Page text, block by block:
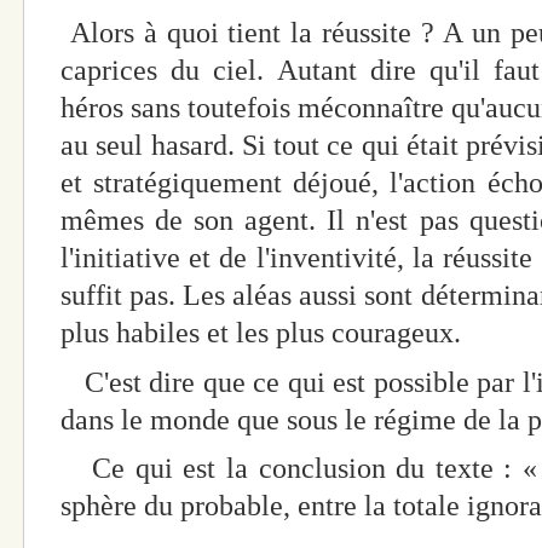
Alors à quoi tient la réussite ? A un
caprices du ciel. Autant dire qu'il
héros sans toutefois méconnaître
au seul hasard. Si tout ce qui était
et stratégiquement déjoué, l'action
mêmes de son agent. Il n'est pas
l'initiative et de l'inventivité, la réussite
suffit pas. Les aléas aussi sont
plus habiles et les plus courageux.
C'est dire que ce qui est possible par
dans le monde que sous le régime de la
Ce qui est la conclusion du texte :
sphère du probable, entre la totale